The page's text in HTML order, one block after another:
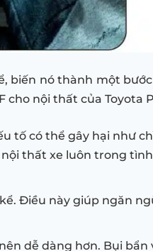
biến nó thành một
cho nội thất của Toyota
tố có thể gây hại như
nội thất xe luôn trong
Điều này giúp ngăn
dễ dàng hơn. Bụi bẩn